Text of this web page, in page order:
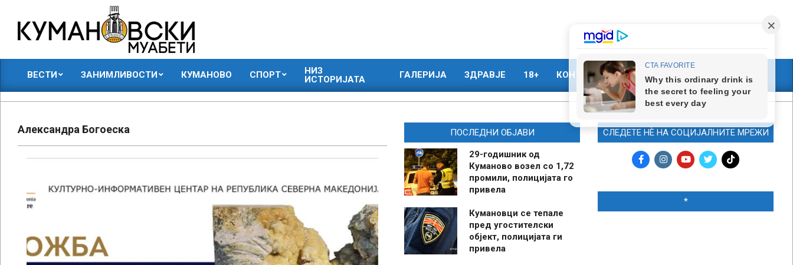
content
КУМАНОВСКИ
МУАБЕТИ
ВЕСТИ ЗАНИМЛИВОСТИ КУМАНОВО СПОРТ
НИЗ
ИСТОРИЈАТА
ГАЛЕРИЈА ЗДРАВЈЕ 18+ КОНТАКТ МАРКЕТИНГ
Александра Богоеска ПОСЛЕДНИ ОБЈАВИ
29-годишник од
Куманово возел со 1,72
промили, полицијата го
привела
Кумановци се тепале
пред угостителски
објект, полицијата ги
привела
СЛЕДЕТЕ НЀ НА СОЦИЈАЛНИТЕ МРЕЖИ
*